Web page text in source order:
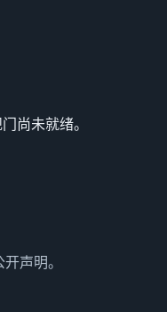
尚未就绪。
声明。